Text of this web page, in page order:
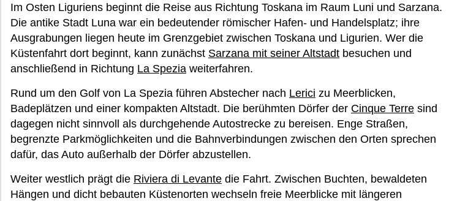
Im Osten Liguriens beginnt die Reise aus Richtung Toskana im Raum Luni und Sarzana.
Die antike Stadt Luna war ein bedeutender römischer Hafen- und Handelsplatz; ihre
Ausgrabungen liegen heute im Grenzgebiet zwischen Toskana und Ligurien. Wer die
Küstenfahrt dort beginnt, kann zunächst Sarzana mit seiner Altstadt besuchen und
anschließend in Richtung La Spezia weiterfahren.
Rund um den Golf von La Spezia führen Abstecher nach Lerici zu Meerblicken,
Badeplätzen und einer kompakten Altstadt. Die berühmten Dörfer der Cinque Terre sind
dagegen nicht sinnvoll als durchgehende Autostrecke zu bereisen. Enge Straßen,
begrenzte Parkmöglichkeiten und die Bahnverbindungen zwischen den Orten sprechen
dafür, das Auto außerhalb der Dörfer abzustellen.
Weiter westlich prägt die Riviera di Levante die Fahrt. Zwischen Buchten, bewaldeten
Hängen und dicht bebauten Küstenorten wechseln freie Meerblicke mit längeren